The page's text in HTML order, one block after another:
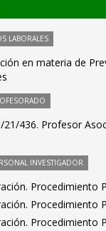
LABORALES
en materia de
436. Profesor
INVESTIGADOR
Procedimiento
Procedimiento
Procedimiento